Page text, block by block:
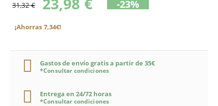
31,32 € -23%
¡Ahorras 7,34€!
Gastos de envío gratis a partir de 35€
*Consultar condiciones
Entrega en 24/72 horas
*Consultar condiciones